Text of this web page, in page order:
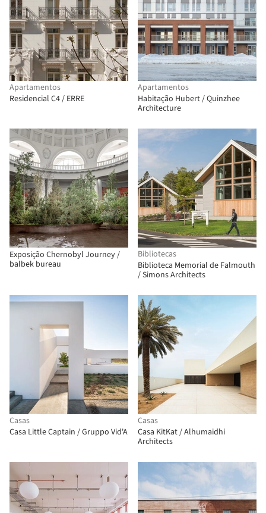
Apartamentos
Residencial C4 / ERRE
Apartamentos
Habitação Hubert / Quinzhee
Architecture
Exposição Chernobyl Journey /
balbek bureau
Bibliotecas
Biblioteca Memorial de Falmouth
/ Simons Architects
Casas
Casa Little Captain / Gruppo Vid'A
Casas
Casa KitKat / Alhumaidhi
Architects